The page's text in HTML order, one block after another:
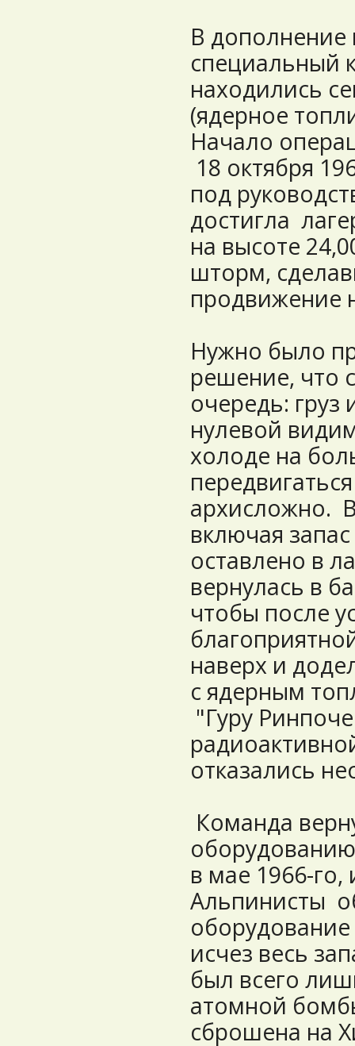
В дополнение
специальный
находились
(ядерное
Начало
18 октября
под
достигла
на высоте
шторм,
Нужно было
решение, что
очередь: груз
нулевой
холоде на
архисложно.
включая
оставлено в
вернулась в
чтобы после
наверх и
с ядерным
"Гуру
отказались
Команда
в мае 1966-
Альпинисты
оборудование
исчез весь
был всего
атомной
сброшена на